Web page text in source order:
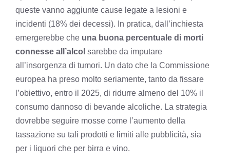
queste vanno aggiunte cause legate a lesioni e
incidenti (18% dei decessi). In pratica, dall’inchiesta
emergerebbe che una buona percentuale di morti
connesse all’alcol sarebbe da imputare
all’insorgenza di tumori. Un dato che la Commissione
europea ha preso molto seriamente, tanto da fissare
l’obiettivo, entro il 2025, di ridurre almeno del 10% il
consumo dannoso di bevande alcoliche. La strategia
dovrebbe seguire mosse come l’aumento della
tassazione su tali prodotti e limiti alle pubblicità, sia
per i liquori che per birra e vino.